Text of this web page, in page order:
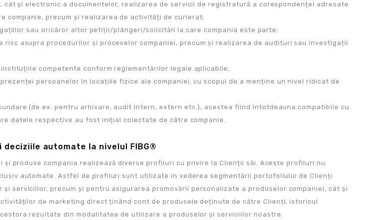
cât și electronic a documentelor, realizarea de servicii de registratură a corespondenței adresate
companie, precum și realizarea de activități de curierat;
sau oricăror altor petiții/plângeri/solicitări la care compania este parte;
risc asupra procedurilor și proceselor companiei, precum și realizarea de audituri sau investigații
competente conform reglementărilor legale aplicabile;
persoanelor în locațiile fizice ale companiei, cu scopul de a menține un nivel ridicat de
(de ex: pentru arhivare, audit intern, extern etc.), acestea fiind întotdeauna compatibile cu
datele respective au fost inițial colectate de către companie.
automate la nivelul FIBG®
și produse compania realizează diverse profiluri cu privire la Clienții săi. Aceste profiluri nu
automate. Astfel de profiluri sunt utilizate în vederea segmentării portofoliului de Clienți
serviciilor, precum și pentru asigurarea promovării personalizate a produselor companiei, cât și
de marketing direct ținând cont de produsele deținute de către Clienți, istoricul
rezultate din modalitatea de utilizare a produselor și serviciilor noastre.